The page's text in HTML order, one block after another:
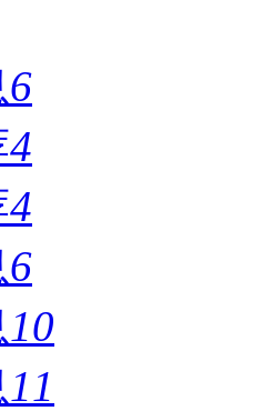
6
4
4
6
10
11